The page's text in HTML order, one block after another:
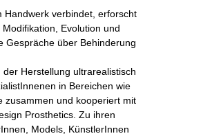
Handwerk verbindet, erforscht
Evolution und
Gespräche über Behinderung
Herstellung ultrarealistisch
in Bereichen wie
zusammen und kooperiert mit
Prosthetics. Zu ihren
Models, KünstlerInnen